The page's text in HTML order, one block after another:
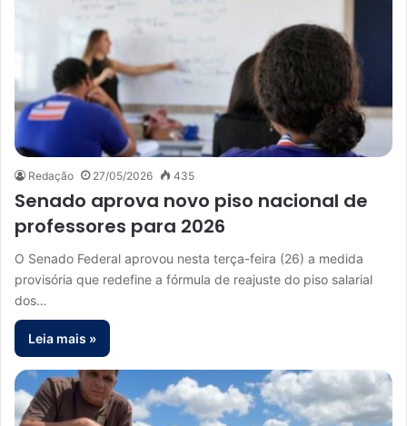
Redação 27/05/2026 435
Senado aprova novo piso nacional de
professores para 2026
O Senado Federal aprovou nesta terça-feira (26) a medida
provisória que redefine a fórmula de reajuste do piso salarial
dos…
Leia mais »